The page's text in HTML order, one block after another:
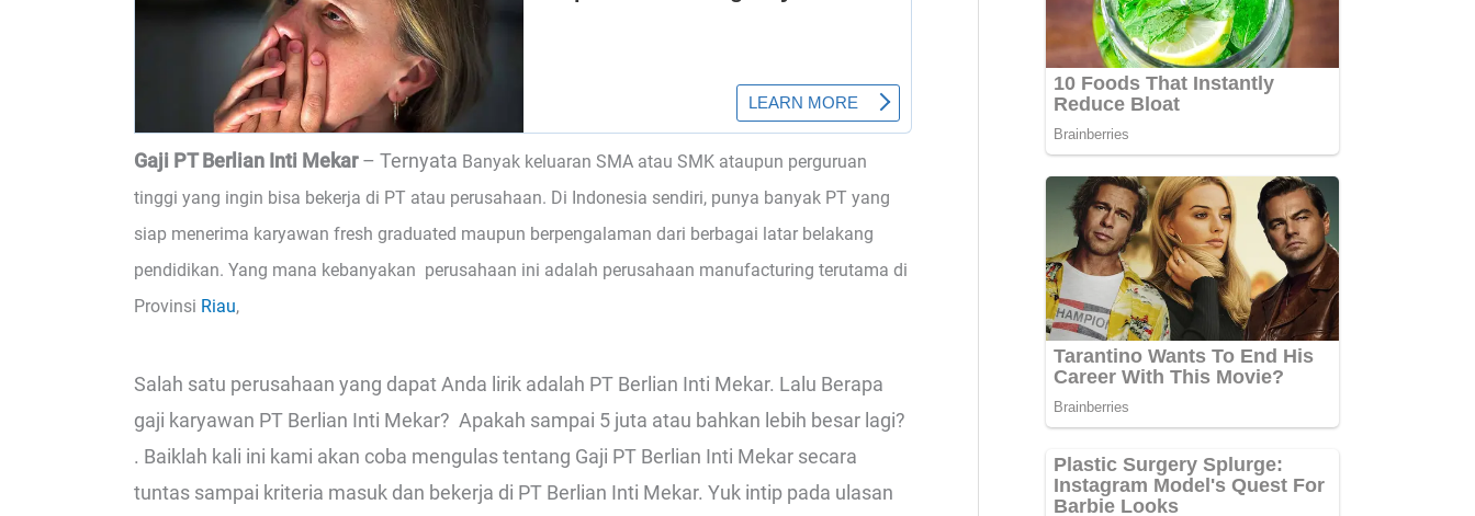
Gaji PT Berlian Inti Mekar– Ternyata Banyak keluaran SMA atau SMK ataupun perguruan
tinggi yang ingin bisa bekerja di PT atau perusahaan. Di Indonesia sendiri, punya banyak PT yang
siap menerima karyawan fresh graduated maupun berpengalaman dari berbagai latar belakang
pendidikan. Yang mana kebanyakan perusahaan ini adalah perusahaan manufacturing terutama di
Provinsi Riau,
Salah satu perusahaan yang dapat Anda lirik adalah PT Berlian Inti Mekar. Lalu Berapa
gaji karyawan PT Berlian Inti Mekar? Apakah sampai 5 juta atau bahkan lebih besar lagi?
. Baiklah kali ini kami akan coba mengulas tentang Gaji PT Berlian Inti Mekar secara
tuntas sampai kriteria masuk dan bekerja di PT Berlian Inti Mekar. Yuk intip pada ulasan